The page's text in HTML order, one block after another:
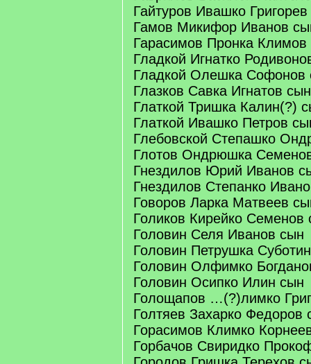
Гайтуров Ивашко
Гамов Микифор Иванов
Гарасимов Пронка Климов
Гладкой Игнатко
Гладкой Олешка Софонов
Глазков Савка Игнатов сын
Глаткой Тришка Калин(?)
Глаткой Ивашко Петров
Глебовской Степашко
Глотов Ондрюшка
Гнездилов Юрий Иванов
Гнездилов Степанко
Говоров Ларка Матвеев
Голиков Кирейко Семенов
Головин Селя Иванов сын
Головин Петрушка
Головин Олфимко
Головин Осипко Илин сын
Голощапов …(?)лимко
Голтяев Захарко Федоров
Горасимов Климко
Горбачов Свиридко